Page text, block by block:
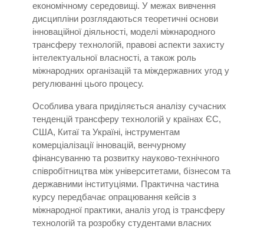
економічному середовищі. У межах вивчення
дисципліни розглядаються теоретичні основи
інноваційної діяльності, моделі міжнародного
трансферу технологій, правові аспекти захисту
інтелектуальної власності, а також роль
міжнародних організацій та міждержавних угод у
регулюванні цього процесу.
Особлива увага приділяється аналізу сучасних
тенденцій трансферу технологій у країнах ЄС,
США, Китаї та Україні, інструментам
комерціалізації інновацій, венчурному
фінансуванню та розвитку науково-технічного
співробітництва між університетами, бізнесом та
державними інституціями. Практична частина
курсу передбачає опрацювання кейсів з
міжнародної практики, аналіз угод із трансферу
технологій та розробку студентами власних